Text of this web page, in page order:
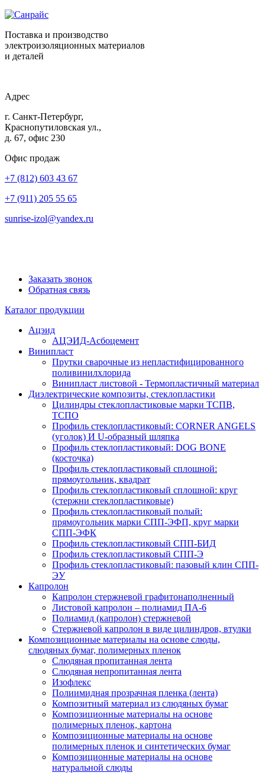
Поставка и производство
электроизоляционных материалов
и деталей
Адрес
г. Санкт-Петербург,
Краснопутиловская ул.,
д. 67, офис 230
Офис продаж
+7 (812) 603 43 67
+7 (911) 205 55 65
sunrise-izol@yandex.ru
Заказать звонок
Обратная связь
Каталог продукции
Ацэид
АЦЭИД-Асбоцемент
Винипласт
Прутки сварочные из непластифицированного
поливинилхлорида
Винипласт листовой - Термопластичный материал
Диэлектрические композиты, стеклопластики
Цилиндры стеклопластиковые марки ТСПВ,
ТСПО
Профиль стеклопластиковый: CORNER ANGELS
(уголок) И U-образный шляпка
Профиль стеклопластиковый: DOG BONE
(косточка)
Профиль стеклопластиковый сплошной:
прямоугольник, квадрат
Профиль стеклопластиковый сплошной: круг
(стержни стеклопластиковые)
Профиль стеклопластиковый полый:
прямоугольник марки СПП-ЭФП, круг марки
СПП-ЭФК
Профиль стеклопластиковый СПП-БИД
Профиль стеклопластиковый СПП-Э
Профиль стеклопластиковый: пазовый клин СПП-
ЭУ
Капролон
Капролон стержневой графитонаполненный
Листовой капролон – полиамид ПА-6
Полиамид (капролон) стержневой
Стержневой капролон в виде цилиндров, втулки
Композиционные материалы на основе слюды,
слюдяных бумаг, полимерных пленок
Слюдяная пропитанная лента
Слюдяная непропитанная лента
Изофлекс
Полиимидная прозрачная пленка (лента)
Композитный материал из слюдяных бумаг
Композиционные материалы на основе
полимерных пленок, картона
Композиционные материалы на основе
полимерных пленок и синтетических бумаг
Композиционные материалы на основе
натуральной слюды